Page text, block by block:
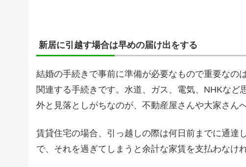
新居に引越す場合は早めの届け出をする
結婚の手続きで事前に準備が必要なもので重要なの
関連する手続きです。水道、ガス、電気、NHKな
外と見落としがちなのが、不動産屋さんや大家さん
賃貸住宅の場合、引っ越しの際は何日前までに通達
で、それを過ぎてしまうと余計な家賃を支払わなけ